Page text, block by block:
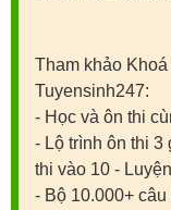
Tham khảo
Tuyensinh247:
- Học và ôn thi
- Lộ trình ôn thi
thi vào 10 -
- Bộ 10.000+